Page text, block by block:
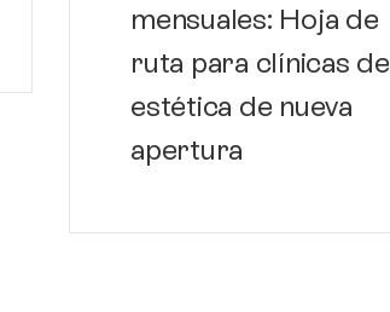
mensuales: Hoja de
ruta para clínicas de
estética de nueva
apertura